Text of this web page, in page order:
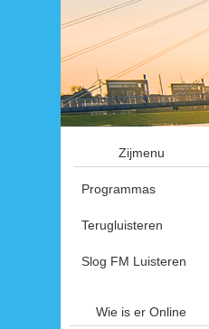
Zijmenu
Programmas
Terugluisteren
Slog FM Luisteren
Wie is er Online